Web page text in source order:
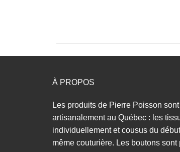
À PROPOS
Les produits de Pierre Poisson
artisanalement au Québec : les
individuellement et cousus du
même couturière. Les boutons sont